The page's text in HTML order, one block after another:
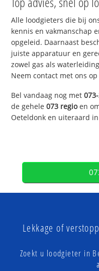
Alle loodgieters die bij
kennis en vakmanschap
opgeleid. Daarnaast
juiste apparatuur en
zowel gas als
Neem contact met ons
Bel vandaag nog met
de gehele073 regioen
Oeteldonk en uiteraard in
Lekkage of
Zoekt u loodgieter in